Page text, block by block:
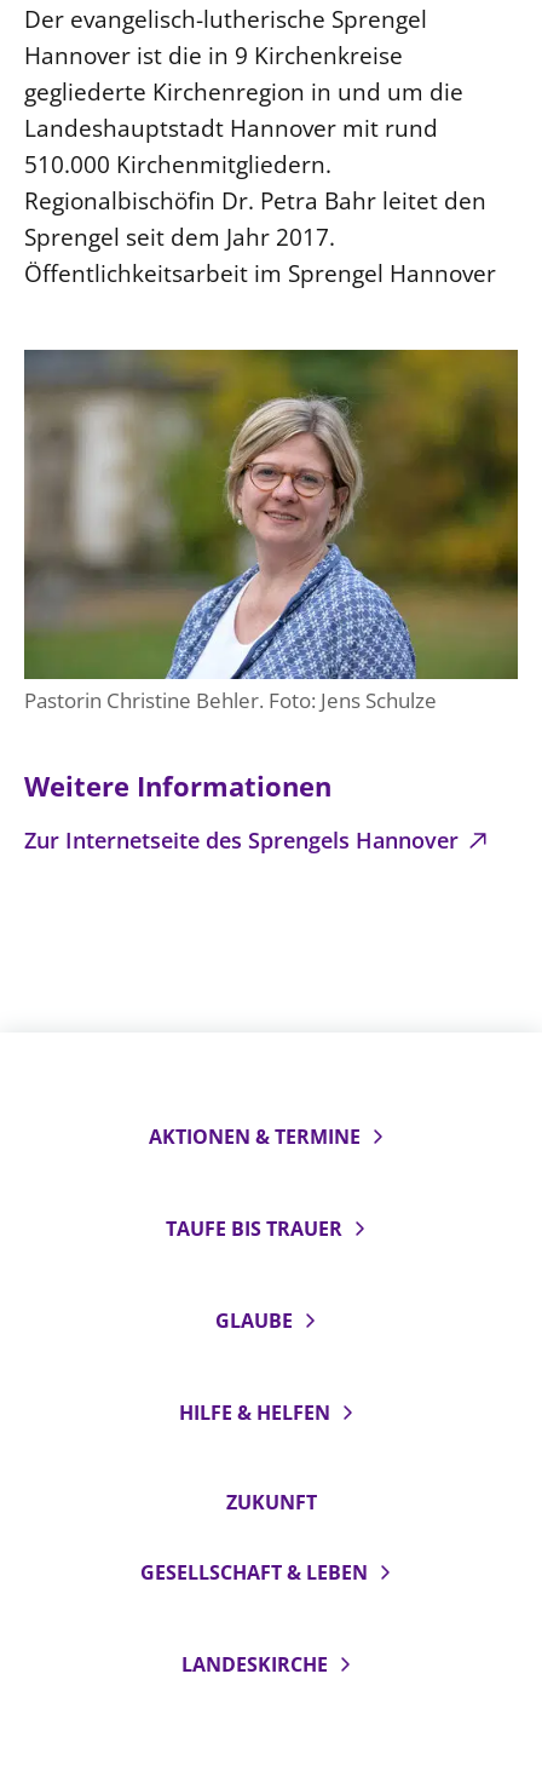
Der evangelisch-lutherische Sprengel
Hannover ist die in 9 Kirchenkreise
gegliederte Kirchenregion in und um die
Landeshauptstadt Hannover mit rund
510.000 Kirchenmitgliedern.
Regionalbischöfin Dr. Petra Bahr leitet den
Sprengel seit dem Jahr 2017.
Öffentlichkeitsarbeit im Sprengel Hannover
Pastorin Christine Behler. Foto: Jens Schulze
Weitere Informationen
Zur Internetseite des Sprengels Hannover
AKTIONEN & TERMINE
TAUFE BIS TRAUER
GLAUBE
HILFE & HELFEN
ZUKUNFT
GESELLSCHAFT & LEBEN
LANDESKIRCHE